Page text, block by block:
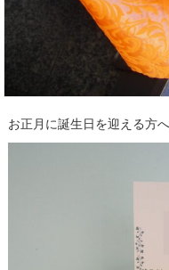
お正月に誕生日を迎える方へ